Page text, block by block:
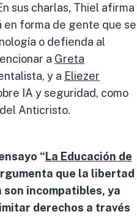
sus charlas, Thiel afirma
forma de gente que se
o defienda al
a Greta
y a Eliezer
IA y seguridad, como
Anticristo.
“La Educación de
que la libertad
incompatibles, ya
derechos a través